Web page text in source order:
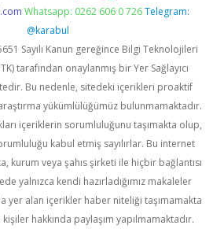
Whatsapp: 0262 606 0 726 Telegram:
@karabul
Sayılı Kanun gereğince Bilgi Teknolojileri
tarafından onaylanmış bir Yer Sağlayıcı
Bu nedenle, sitedeki içerikleri proaktif
yükümlülüğümüz bulunmamaktadır.
içeriklerin sorumluluğunu taşımakta olup,
kabul etmiş sayılırlar. Bu internet
kurum veya şahıs şirketi ile hiçbir bağlantısı
yalnızca kendi hazırladığımız makaleler
yer alan içerikler haber niteliği taşımamakta
hakkında paylaşım yapılmamaktadır.